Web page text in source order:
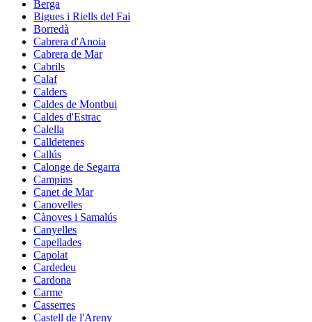
Berga
Bigues i Riells del Fai
Borredà
Cabrera d'Anoia
Cabrera de Mar
Cabrils
Calaf
Calders
Caldes de Montbui
Caldes d'Estrac
Calella
Calldetenes
Callús
Calonge de Segarra
Campins
Canet de Mar
Canovelles
Cànoves i Samalús
Canyelles
Capellades
Capolat
Cardedeu
Cardona
Carme
Casserres
Castell de l'Areny